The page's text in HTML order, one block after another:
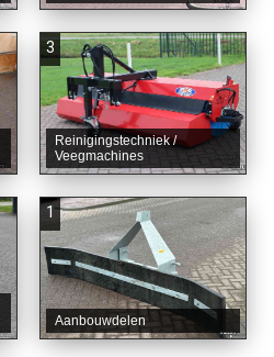
3
Reinigingstechniek /
Veegmachines
1
Aanbouwdelen